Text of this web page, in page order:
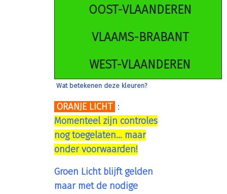
OOST-VLAANDEREN
VLAAMS-BRABANT
WEST-VLAANDEREN
Wat betekenen deze kleuren?
ORANJE LICHT :
Momenteel zijn controles
nog toegelaten... maar
onder voorwaarden!
Groen Licht blijft gelden
maar met de nodige